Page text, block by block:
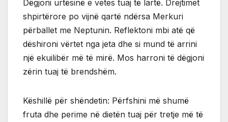
Dëgjoni urtësinë e vetes tuaj të lartë. Drejtimet
shpirtërore po vijnë qartë ndërsa Merkuri
përballet me Neptunin. Reflektoni mbi atë që
dëshironi vërtet nga jeta dhe si mund të arrini
një ekuilibër më të mirë. Mos harroni të dëgjoni
zërin tuaj të brendshëm.
Këshillë për shëndetin: Përfshini më shumë
fruta dhe perime në dietën tuaj për tretje më të